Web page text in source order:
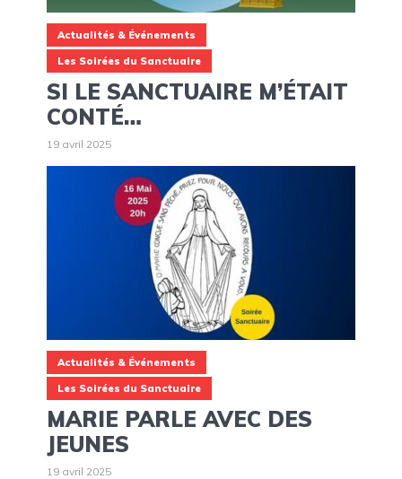
Actualités & Événements
Les Soirées du Sanctuaire
SI LE SANCTUAIRE M’ÉTAIT
CONTÉ…
19 avril 2025
Actualités & Événements
Les Soirées du Sanctuaire
MARIE PARLE AVEC DES
JEUNES
19 avril 2025